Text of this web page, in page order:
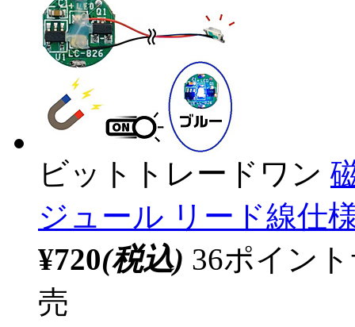
ビットトレードワン
ジュール リード線仕
¥720(税込) 36ポイン
売